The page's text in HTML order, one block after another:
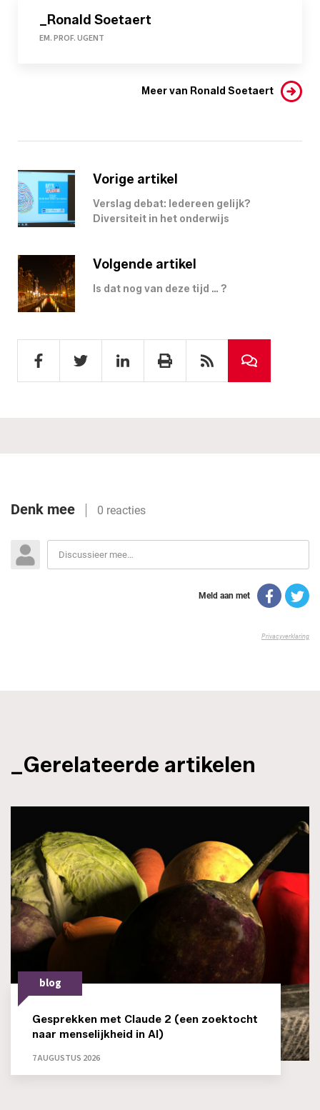
_Ronald Soetaert
EM. PROF. UGENT
Meer van Ronald Soetaert
Vorige artikel
Verslag debat: Iedereen gelijk?
Diversiteit in het onderwijs
Volgende artikel
Is dat nog van deze tijd … ?
_Gerelateerde artikelen
blog
Gesprekken met Claude 2 (een zoektocht
naar menselijkheid in AI)
7 AUGUSTUS 2026